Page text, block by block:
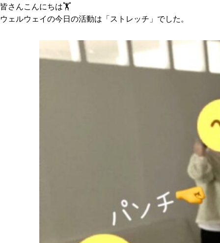
皆さんこんにちは🏋️
ウェルウェイの今日の活動は「ストレッチ」でした。